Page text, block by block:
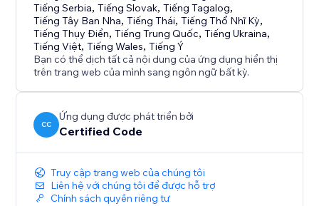
Tiếng Serbia,Tiếng Slovak,Tiếng Tagalog,
Tiếng Tây Ban Nha,Tiếng Thái,Tiếng Thổ Nhĩ Kỳ,
Tiếng Thụy Điển,Tiếng Trung Quốc,Tiếng Ukraina,
Tiếng Việt,Tiếng Wales,Tiếng Ý
Bạn có thể dịch tất cả nội dung của ứng dụng hiển thị
trên trang web của mình sang ngôn ngữ bất kỳ.
CC
Ứng dụng được phát triển bởi
Certified Code
Truy cập trang web của chúng tôi
Liên hệ với chúng tôi để được hỗ trợ
Chính sách quyền riêng tư